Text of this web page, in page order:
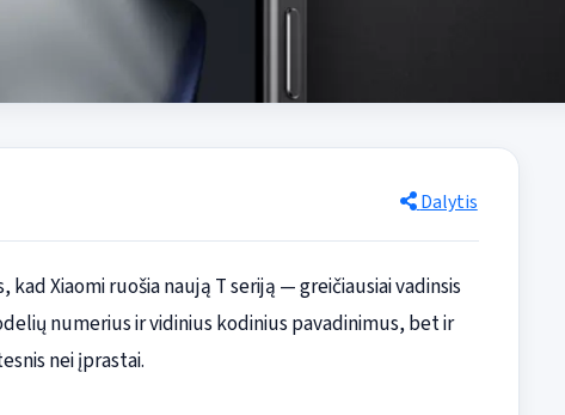
Dalytis
Xiaomi ruošia naują T seriją — greičiausiai vadinsis
numerius ir vidinius kodinius pavadinimus, bet ir
nei įprastai.